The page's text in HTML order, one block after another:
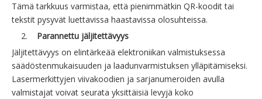
Tämä tarkkuus varmistaa, että pienimmätkin QR-koodit tai
tekstit pysyvät luettavissa haastavissa olosuhteissa.
2. Parannettu jäljitettävyys
Jäljitettävyys on elintärkeää elektroniikan valmistuksessa
säädöstenmukaisuuden ja laadunvarmistuksen ylläpitämiseksi.
Lasermerkittyjen viivakoodien ja sarjanumeroiden avulla
valmistajat voivat seurata yksittäisiä levyjä koko